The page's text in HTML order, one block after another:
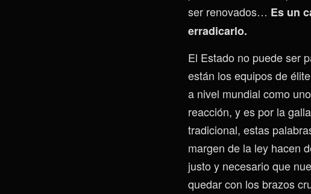
ser renovados… Es un
erradicarlo.
El Estado no puede ser
están los equipos de
a nivel mundial como
reacción, y es por la
tradicional, estas
margen de la ley hacen
justo y necesario que
quedar con los brazos